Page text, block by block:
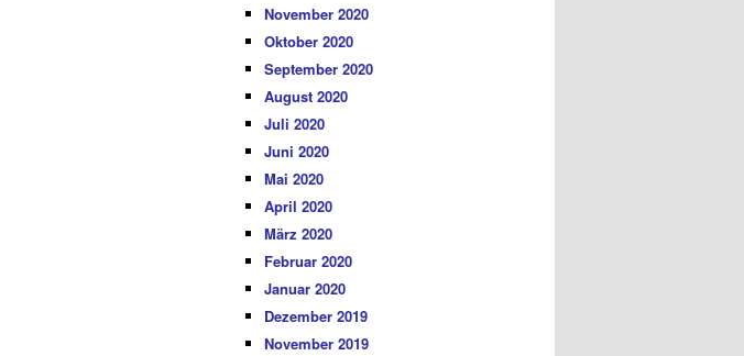
November 2020
Oktober 2020
September 2020
August 2020
Juli 2020
Juni 2020
Mai 2020
April 2020
März 2020
Februar 2020
Januar 2020
Dezember 2019
November 2019